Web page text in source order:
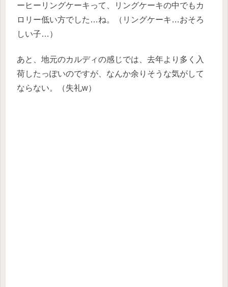
ーヒーリングケーキって、リングケーキの中でもカ
ロリー低い方でした…ね。（リングケーキ…おそろ
しい子…）
あと、地元のカルディの感じでは、去年より多く入
荷したっぽいのですが、なんか余りそうな気がして
ならない。（失礼w）